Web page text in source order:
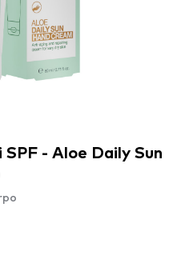
SPF - Aloe Daily Sun